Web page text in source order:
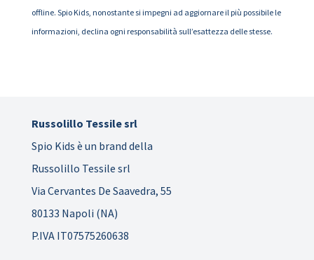
offline. Spio Kids, nonostante si impegni ad aggiornare il più possibile le
informazioni, declina ogni responsabilità sull’esattezza delle stesse.
Russolillo Tessile srl
Spio Kids è un brand della
Russolillo Tessile srl
Via Cervantes De Saavedra, 55
80133 Napoli (NA)
P.IVA IT07575260638